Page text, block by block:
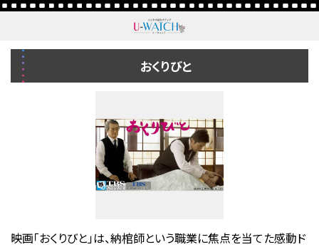
おくりびと
映画「おくりびと」は、納棺師という職業に焦点を当てた感動ド